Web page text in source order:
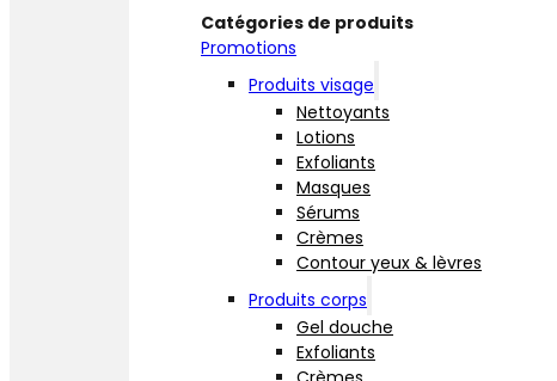
Catégories de produits
Promotions
Produits visage
Nettoyants
Lotions
Exfoliants
Masques
Sérums
Crèmes
Contour yeux & lèvres
Produits corps
Gel douche
Exfoliants